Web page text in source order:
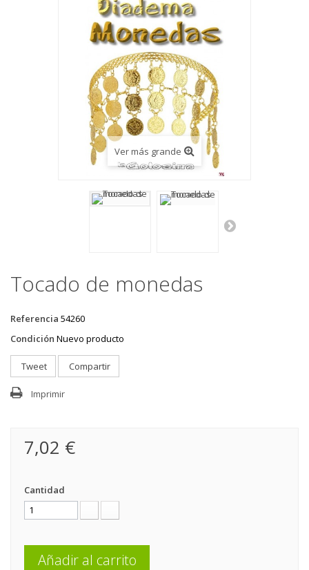
PELUCAS, GORROS, CARETAS
Ver más grande
Tocado de monedas
Referencia 54260
Condición Nuevo producto
Tweet Compartir
Imprimir
7,02 €
Cantidad
Añadir al carrito